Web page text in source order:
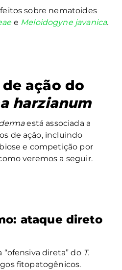
sobre nematoides
e Meloidogyne javanica.
ação do
harzianum
está associada a
de ação, incluindo
e competição por
veremos a seguir.
ataque direto
direta” do T.
fitopatogênicos.